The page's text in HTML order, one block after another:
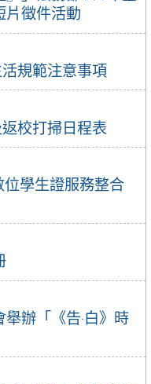
片徵件活動
規範注意事項
校打掃日程表
學生證服務整合
辦「《告‧白》時